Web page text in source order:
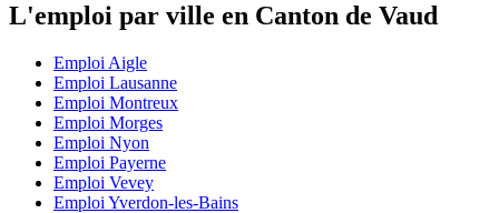
L'emploi par ville en Canton de Vaud
Emploi Aigle
Emploi Lausanne
Emploi Montreux
Emploi Morges
Emploi Nyon
Emploi Payerne
Emploi Vevey
Emploi Yverdon-les-Bains